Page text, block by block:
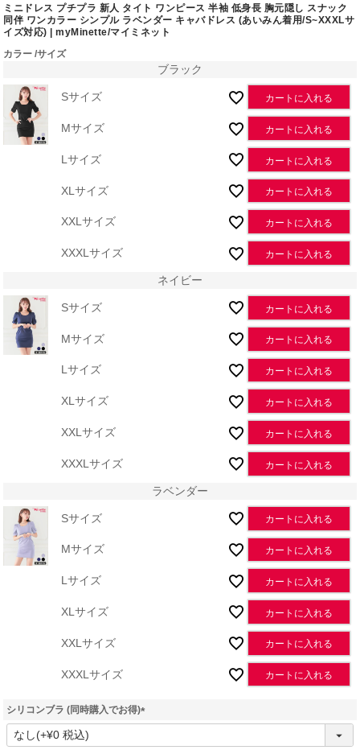
ミニドレス プチプラ 新人 タイト ワンピース 半袖 低身長 胸元隠し スナック
同伴 ワンカラー シンプル ラベンダー キャバドレス (あいみん着用/S~XXXLサ
イズ対応) | myMinette/マイミネット
カラー サイズ
ブラック
Sサイズ カートに入れる
Mサイズ カートに入れる
Lサイズ カートに入れる
XLサイズ カートに入れる
XXLサイズ カートに入れる
XXXLサイズ カートに入れる
ネイビー
Sサイズ カートに入れる
Mサイズ カートに入れる
Lサイズ カートに入れる
XLサイズ カートに入れる
XXLサイズ カートに入れる
XXXLサイズ カートに入れる
ラベンダー
Sサイズ カートに入れる
Mサイズ カートに入れる
Lサイズ カートに入れる
XLサイズ カートに入れる
XXLサイズ カートに入れる
XXXLサイズ カートに入れる
シリコンブラ (同時購入でお得)
(